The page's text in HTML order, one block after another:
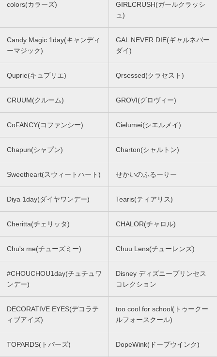
colors(カラーズ)
GIRLCRUSH(ガールクラッシ
ュ)
Candy Magic 1day(キャンディ
ーマジック)
GAL NEVER DIE(ギャルネバー
ダイ)
Quprie(キュプリエ) Qrsessed(クラセスト)
CRUUM(クルーム) GROVI(グロヴィー)
CoFANCY(コファンシー) Cielumei(シエルメイ)
Chapun(シャプン) Charton(シャルトン)
Sweetheart(スウィートハート) せかいのふるーりー
Diya 1day(ダイヤワンデー) Tearis(ティアリス)
Cheritta(チェリッタ) CHALOR(チャロル)
Chu's me(チューズミー) Chuu Lens(チューレンズ)
#CHOUCHOU1day(チュチュワ
ンデー)
Disney ディズニープリンセス
コレクション
DECORATIVE EYES(デコラテ
ィブアイズ)
too cool for school(トゥークー
ルフォースクール)
TOPARDS(トパーズ) DopeWink(ドープウインク)